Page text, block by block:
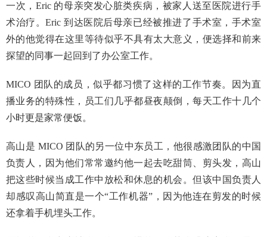
一次，Eric 的母亲突发心脏类疾病，被家人送至医院进行手
术治疗。Eric 到达医院后母亲已经被推进了手术室，手术室
外的他觉得在这里等待似乎不具有太大意义，便选择和前来
探望的同事一起回到了办公室工作。
MICO 团队的成员，似乎都习惯了这样的工作节奏。因为直
播业务的特殊性，员工们几乎都昼夜颠倒，每天工作十几个
小时更是家常便饭。
高山是 MICO 团队的另一位中东员工，他很感激团队的中国
负责人，因为他们常常邀约他一起去吃甜筒、剪头发，高山
把这些时候当成工作中放松和休息的机会。但该中国负责人
却感叹高山简直是一个“工作机器”，因为他连在剪发的时候
还拿着手机埋头工作。